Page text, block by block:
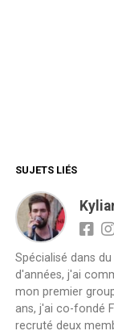
SUJETS LIÉS
Spécialisé dans
d'années, j'ai
mon premier
ans, j'ai co-fondé
recruté deux